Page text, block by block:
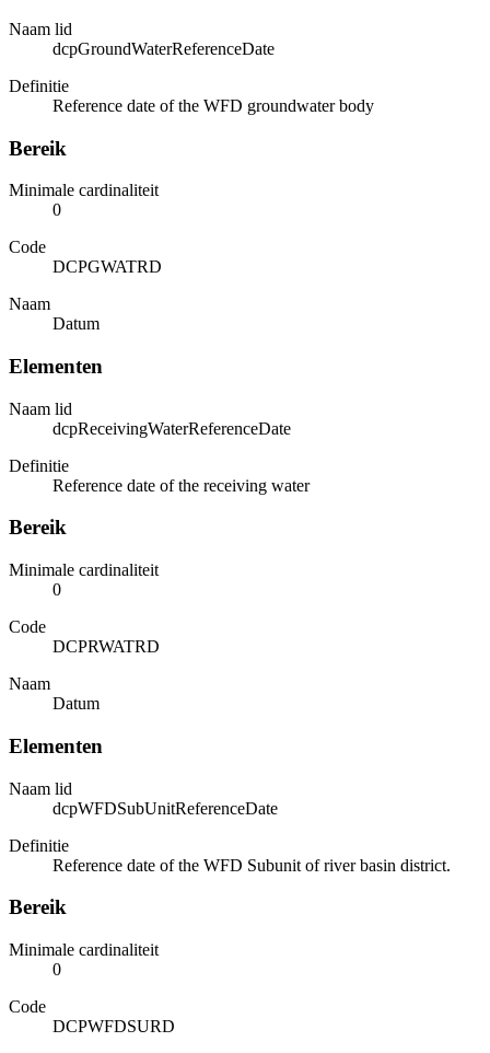
Naam lid
dcpGroundWaterReferenceDate
Definitie
Reference date of the WFD groundwater body
Bereik
Minimale cardinaliteit
0
Code
DCPGWATRD
Naam
Datum
Elementen
Naam lid
dcpReceivingWaterReferenceDate
Definitie
Reference date of the receiving water
Bereik
Minimale cardinaliteit
0
Code
DCPRWATRD
Naam
Datum
Elementen
Naam lid
dcpWFDSubUnitReferenceDate
Definitie
Reference date of the WFD Subunit of river basin district.
Bereik
Minimale cardinaliteit
0
Code
DCPWFDSURD